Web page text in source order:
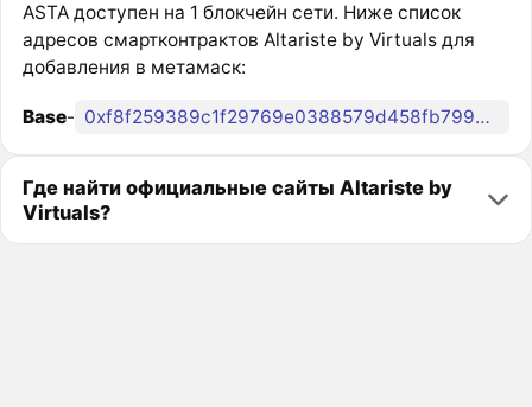
ASTA доступен на 1 блокчейн сети. Ниже список
адресов смартконтрактов Altariste by Virtuals для
добавления в метамаск:
Base- 0xf8f259389c1f29769e0388579d458fb799489185
Где найти официальные сайты Altariste by
Virtuals?